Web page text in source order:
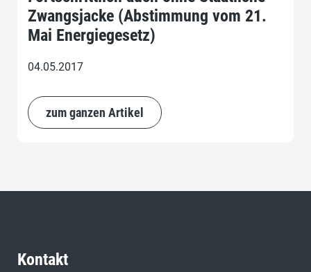
Zwangsjacke (Abstimmung vom 21.
Mai Energiegesetz)
04.05.2017
zum ganzen Artikel
Kontakt